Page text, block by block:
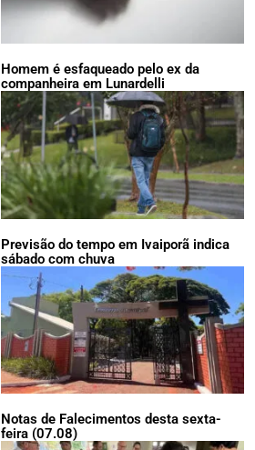
Homem é esfaqueado pelo ex da
companheira em Lunardelli
Previsão do tempo em Ivaiporã indica
sábado com chuva
Notas de Falecimentos desta sexta-
feira (07.08)